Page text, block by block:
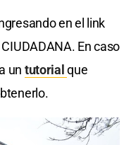
en el link
CIUDADANA. En caso
un tutorialque